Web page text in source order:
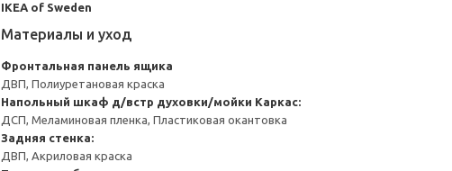
IKEA of Sweden
Материалы и уход
Фронтальная панель ящика
ДВП, Полиуретановая краска
Напольный шкаф д/встр духовки/мойки Каркас:
ДСП, Меламиновая пленка, Пластиковая окантовка
Задняя стенка:
ДВП, Акриловая краска